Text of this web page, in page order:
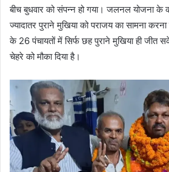
बीच बुधवार को संपन्न हो गया। जलनल योजना के
ज्यादातर पुराने मुखिया को पराजय का सामना
के 26 पंचायतों में सिर्फ छह पुराने मुखिया ही
चेहरे को मौका दिया है।